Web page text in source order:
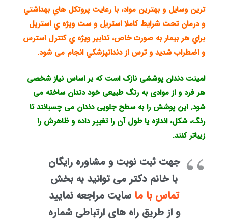
ترين وسايل و بهترين مواد، با رعايت پروتكل هاي بهداشتي
و درمان تحت شرايط كاملا استريل و ست ويژه ي استريل
براي هر بيمار به صورت خاص، تدابير ويژه ي كنترل استرس
و اضطراب شديد و ترس از دندانپزشكي انجام می شود.
لمینت دندان پوششی نازک است که بر اساس نیاز شخصی
هر فرد و از موادی به رنگ طبیعی خود دندان ساخته می
شود. این پوشش را به سطح جلویی دندان می چسبانند تا
رنگ، شکل، اندازه یا طول آن را تغییر داده و ظاهرش را
زیباتر کنند.
جهت ثبت نوبت و مشاوره رایگان
با خانم دکتر می توانید به بخش
تماس با ما سایت مراجعه نمایید
و از طریق راه های ارتباطی شماره